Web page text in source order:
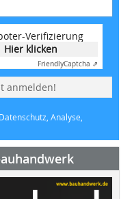
Verifizierung
Hier klicken
FriendlyCaptcha ⇗
anmelden!
Analyse,